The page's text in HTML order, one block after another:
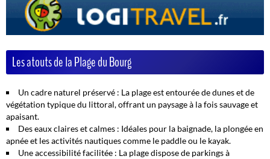
Les atouts de la Plage du Bourg
Un cadre naturel préservé : La plage est entourée de dunes et de
végétation typique du littoral, offrant un paysage à la fois sauvage et
apaisant.
Des eaux claires et calmes : Idéales pour la baignade, la plongée en
apnée et les activités nautiques comme le paddle ou le kayak.
Une accessibilité facilitée : La plage dispose de parkings à